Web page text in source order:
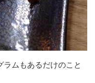
ムもあるだけのこと